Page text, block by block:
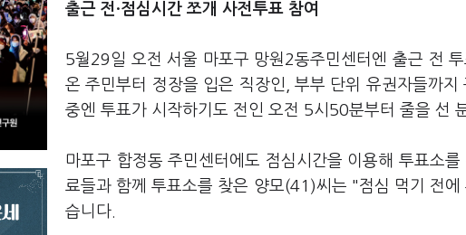
출근 전·점심시간 쪼개 사전투표 참여
5월29일 오전 서울 마포구 망원2동주민센터엔 출근 전
온 주민부터 정장을 입은 직장인, 부부 단위 유권자들까
중엔 투표가 시작하기도 전인 오전 5시50분부터 줄을 선
마포구 합정동 주민센터에도 점심시간을 이용해 투표소
료들과 함께 투표소를 찾은 양모(41)씨는 "점심 먹기 전
습니다.